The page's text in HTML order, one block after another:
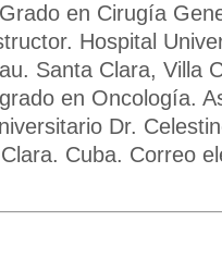
en Cirugía
Hospital
Santa Clara, Villa
en Oncología.
Dr.
Cuba. Correo